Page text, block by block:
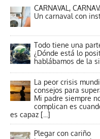
CARNAVAL,
Un carnaval con
Todo tiene una
¿Dónde está lo
hablábamos de la
La peor crisis
consejos para
Mi padre siempre
complican es
es capaz [...]
Plegar con cariño